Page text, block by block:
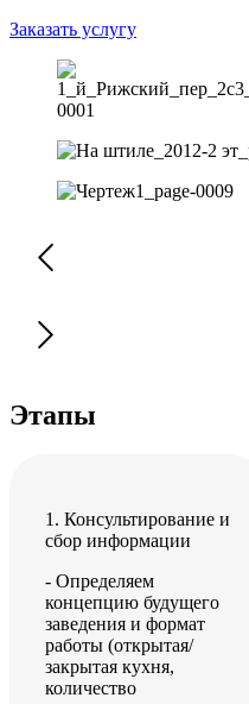
Заказать услугу
Этапы
1. Консультирование и
сбор информации
- Определяем
концепцию будущего
заведения и формат
работы (открытая/
закрытая кухня,
количество